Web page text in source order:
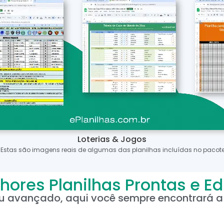
Loterias & Jogos
são imagens reais de algumas das planilhas incluídas no
Planilhas Prontas e
avançado, aqui você sempre encontrará